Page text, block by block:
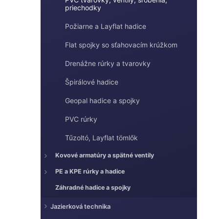
priechodky
Požiarne a Layflat hadice
Flat spojky so sťahovacím krúžkom
Drenážne rúrky a tvarovky
Špirálové hadice
Geopal hadice a spojky
PVC rúrky
Tűzoltó, Layflat tömlők
Kovové armatúry a spätné ventily
PE a KPE rúrky a hadice
Záhradné hadice a spojky
Jazierková technika